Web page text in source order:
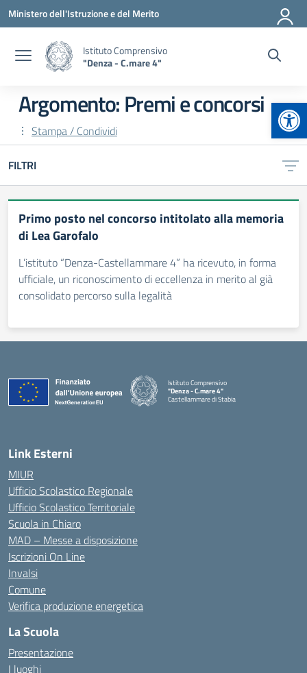
Vai ai contenuti
Vai al menu di navigazione
Vai al footer
Ministero dell'Istruzione e del Merito
Istituto Comprensivo
"Denza - C.mare 4"
Argomento: Premi e concorsi
Stampa / Condividi
FILTRI
Primo posto nel concorso intitolato alla memoria
di Lea Garofalo
L’istituto “Denza-Castellammare 4” ha ricevuto, in forma
ufficiale, un riconoscimento di eccellenza in merito al già
consolidato percorso sulla legalità
Istituto Comprensivo
"Denza - C.mare 4"
Castellammare di Stabia
Link Esterni
MIUR
Ufficio Scolastico Regionale
Ufficio Scolastico Territoriale
Scuola in Chiaro
MAD – Messe a disposizione
Iscrizioni On Line
Invalsi
Comune
Verifica produzione energetica
La Scuola
Presentazione
I luoghi